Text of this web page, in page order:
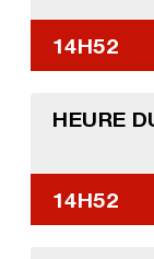
14H52
HEURE
14H52